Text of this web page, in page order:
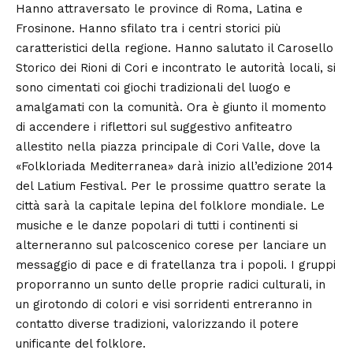
Hanno attraversato le province di Roma, Latina e
Frosinone. Hanno sfilato tra i centri storici più
caratteristici della regione. Hanno salutato il Carosello
Storico dei Rioni di Cori e incontrato le autorità locali, si
sono cimentati coi giochi tradizionali del luogo e
amalgamati con la comunità. Ora è giunto il momento
di accendere i riflettori sul suggestivo anfiteatro
allestito nella piazza principale di Cori Valle, dove la
«Folkloriada Mediterranea» darà inizio all’edizione 2014
del Latium Festival. Per le prossime quattro serate la
città sarà la capitale lepina del folklore mondiale. Le
musiche e le danze popolari di tutti i continenti si
alterneranno sul palcoscenico corese per lanciare un
messaggio di pace e di fratellanza tra i popoli. I gruppi
proporranno un sunto delle proprie radici culturali, in
un girotondo di colori e visi sorridenti entreranno in
contatto diverse tradizioni, valorizzando il potere
unificante del folklore.